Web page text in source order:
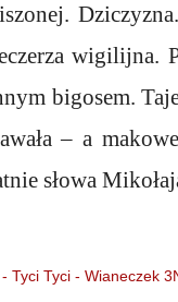
bigosem.
– a
słowa
Tyci Tyci - Wianeczek